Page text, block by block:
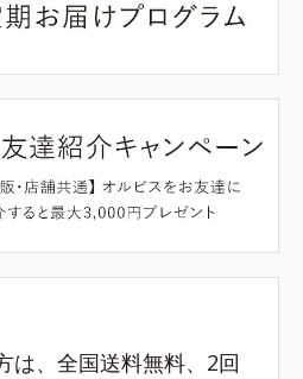
は、全国送料無料、2回